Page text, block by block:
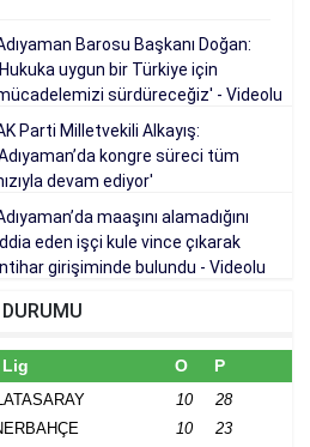
Barosu Başkanı Doğan:
uygun bir Türkiye için
sürdüreceğiz' - Videolu
Parti Milletvekili Alkayış:
kongre süreci tüm
devam ediyor'
maaşını alamadığını
eden işçi kule vince çıkarak
girişiminde bulundu - Videolu
DURUMU
Lig O P
10
28
10
23